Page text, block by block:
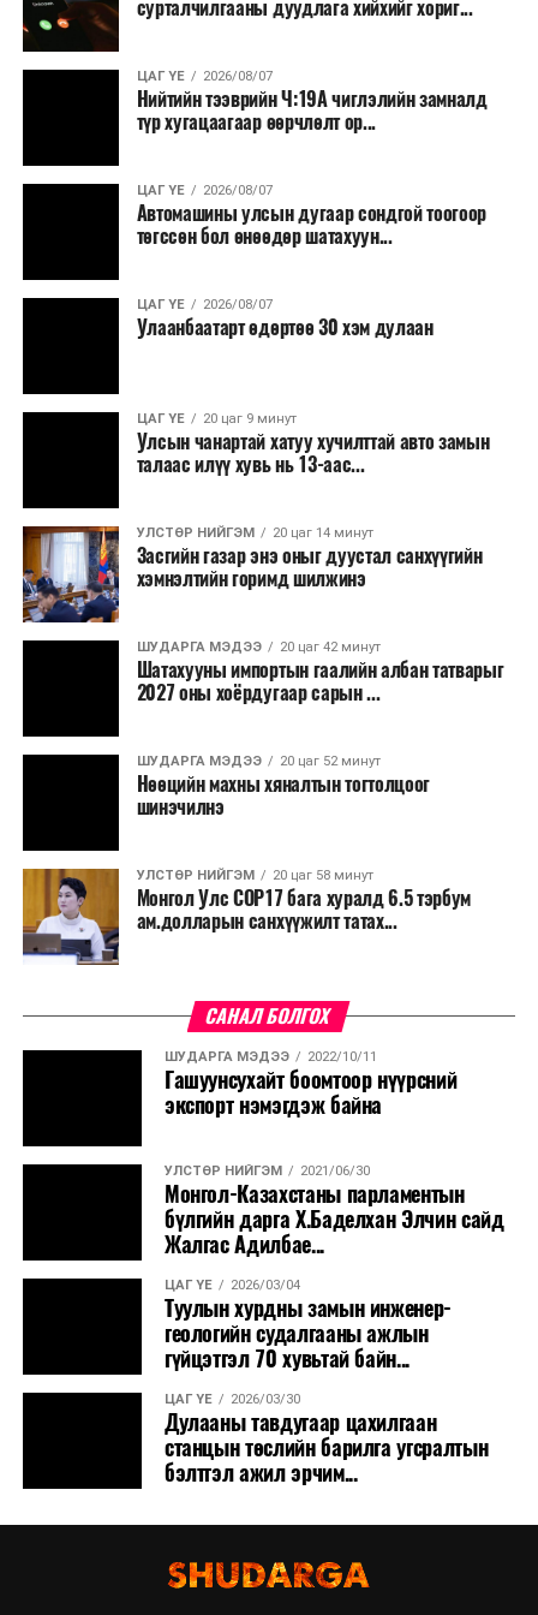
сурталчилгааны дуудлага хийхийг хориг...
ЦАГ ҮЕ 2026/08/07
Нийтийн тээврийн Ч:19А чиглэлийн замналд
түр хугацаагаар өөрчлөлт ор...
ЦАГ ҮЕ 2026/08/07
Автомашины улсын дугаар сондгой тоогоор
төгссөн бол өнөөдөр шатахуун...
ЦАГ ҮЕ 2026/08/07
Улаанбаатарт өдөртөө 30 хэм дулаан
ЦАГ ҮЕ 20 цаг 9 минут
Улсын чанартай хатуу хучилттай авто замын
талаас илүү хувь нь 13-аас...
УЛСТӨР НИЙГЭМ 20 цаг 14 минут
Засгийн газар энэ оныг дуустал санхүүгийн
хэмнэлтийн горимд шилжинэ
ШУДАРГА МЭДЭЭ 20 цаг 42 минут
Шатахууны импортын гаалийн албан татварыг
2027 оны хоёрдугаар сарын ...
ШУДАРГА МЭДЭЭ 20 цаг 52 минут
Нөөцийн махны хяналтын тогтолцоог
шинэчилнэ
УЛСТӨР НИЙГЭМ 20 цаг 58 минут
Монгол Улс COP17 бага хуралд 6.5 тэрбум
ам.долларын санхүүжилт татах...
САНАЛ БОЛГОХ
ШУДАРГА МЭДЭЭ 2022/10/11
Гашуунсухайт боомтоор нүүрсний
экспорт нэмэгдэж байна
УЛСТӨР НИЙГЭМ 2021/06/30
Монгол-Казахстаны парламентын
бүлгийн дарга Х.Баделхан Элчин сайд
Жалгас Адилбае...
ЦАГ ҮЕ 2026/03/04
Туулын хурдны замын инженер-
геологийн судалгааны ажлын
гүйцэтгэл 70 хувьтай байн...
ЦАГ ҮЕ 2026/03/30
Дулааны тавдугаар цахилгаан
станцын төслийн барилга угсралтын
бэлтгэл ажил эрчим...